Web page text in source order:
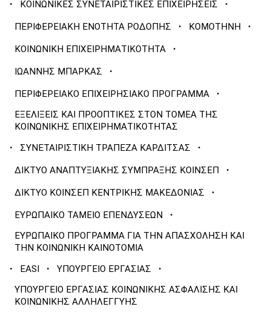
· ΚΟΙΝΩΝΙΚΕΣ ΣΥΝΕΤΑΙΡΙΣΤΙΚΕΣ ΕΠΙΧΕΙΡΗΣΕΙΣ ·
ΠΕΡΙΦΕΡΕΙΑΚΗ ΕΝΟΤΗΤΑ ΡΟΔΟΠΗΣ · ΚΟΜΟΤΗΝΗ ·
ΚΟΙΝΩΝΙΚΗ ΕΠΙΧΕΙΡΗΜΑΤΙΚΟΤΗΤΑ ·
ΙΩΑΝΝΗΣ ΜΠΑΡΚΑΣ ·
ΠΕΡΙΦΕΡΕΙΑΚΟ ΕΠΙΧΕΙΡΗΣΙΑΚΟ ΠΡΟΓΡΑΜΜΑ ·
ΕΞΕΛΙΞΕΙΣ ΚΑΙ ΠΡΟΟΠΤΙΚΕΣ ΣΤΟΝ ΤΟΜΕΑ ΤΗΣ
ΚΟΙΝΩΝΙΚΗΣ ΕΠΙΧΕΙΡΗΜΑΤΙΚΟΤΗΤΑΣ
· ΣΥΝΕΤΑΙΡΙΣΤΙΚΗ ΤΡΑΠΕΖΑ ΚΑΡΔΙΤΣΑΣ ·
ΔΙΚΤΥΟ ΑΝΑΠΤΥΞΙΑΚΗΣ ΣΥΜΠΡΑΞΗΣ ΚΟΙΝΣΕΠ ·
ΔΙΚΤΥΟ ΚΟΙΝΣΕΠ ΚΕΝΤΡΙΚΗΣ ΜΑΚΕΔΟΝΙΑΣ ·
ΕΥΡΩΠΑΙΚΟ ΤΑΜΕΙΟ ΕΠΕΝΔΥΣΕΩΝ ·
ΕΥΡΩΠΑΙΚΟ ΠΡΟΓΡΑΜΜΑ ΓΙΑ ΤΗΝ ΑΠΑΣΧΟΛΗΣΗ ΚΑΙ
ΤΗΝ ΚΟΙΝΩΝΙΚΗ ΚΑΙΝΟΤΟΜΙΑ
· EASI · ΥΠΟΥΡΓΕΙΟ ΕΡΓΑΣΙΑΣ ·
ΥΠΟΥΡΓΕΙΟ ΕΡΓΑΣΙΑΣ ΚΟΙΝΩΝΙΚΗΣ ΑΣΦΑΛΙΣΗΣ ΚΑΙ
ΚΟΙΝΩΝΙΚΗΣ ΑΛΛΗΛΕΓΓΥΗΣ